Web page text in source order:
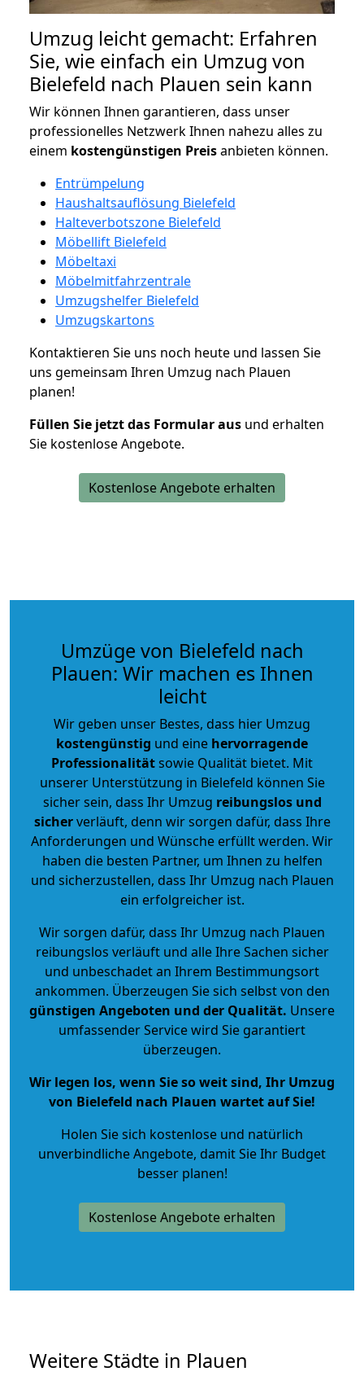
Umzug leicht gemacht: Erfahren
Sie, wie einfach ein Umzug von
Bielefeld nach Plauen sein kann
Wir können Ihnen garantieren, dass unser
professionelles Netzwerk Ihnen nahezu alles zu
einem kostengünstigen Preisanbieten können.
Entrümpelung
Haushaltsauflösung Bielefeld
Halteverbotszone Bielefeld
Möbellift Bielefeld
Möbeltaxi
Möbelmitfahrzentrale
Umzugshelfer Bielefeld
Umzugskartons
Kontaktieren Sie uns noch heute und lassen Sie
uns gemeinsam Ihren Umzug nach Plauen
planen!
Füllen Sie jetzt das Formular aus und erhalten
Sie kostenlose Angebote.
Kostenlose Angebote erhalten
Umzüge von Bielefeld nach
Plauen: Wir machen es Ihnen
leicht
Wir geben unser Bestes, dass hier Umzug
kostengünstig und eine hervorragende
Professionalitätsowie Qualität bietet. Mit
unserer Unterstützung in Bielefeld können Sie
sicher sein, dass Ihr Umzug reibungslos und
sicherverläuft, denn wir sorgen dafür, dass Ihre
Anforderungen und Wünsche erfüllt werden. Wir
haben die besten Partner, um Ihnen zu helfen
und sicherzustellen, dass Ihr Umzug nach Plauen
ein erfolgreicher ist.
Wir sorgen dafür, dass Ihr Umzug nach Plauen
reibungslos verläuft und alle Ihre Sachen sicher
und unbeschadet an Ihrem Bestimmungsort
ankommen. Überzeugen Sie sich selbst von den
günstigen Angeboten und der Qualität. Unsere
umfassender Service wird Sie garantiert
überzeugen.
Wir legen los, wenn Sie so weit sind, Ihr Umzug
von Bielefeld nach Plauen wartet auf Sie!
Holen Sie sich kostenlose und natürlich
unverbindliche Angebote, damit Sie Ihr Budget
besser planen!
Kostenlose Angebote erhalten
Weitere Städte in Plauen